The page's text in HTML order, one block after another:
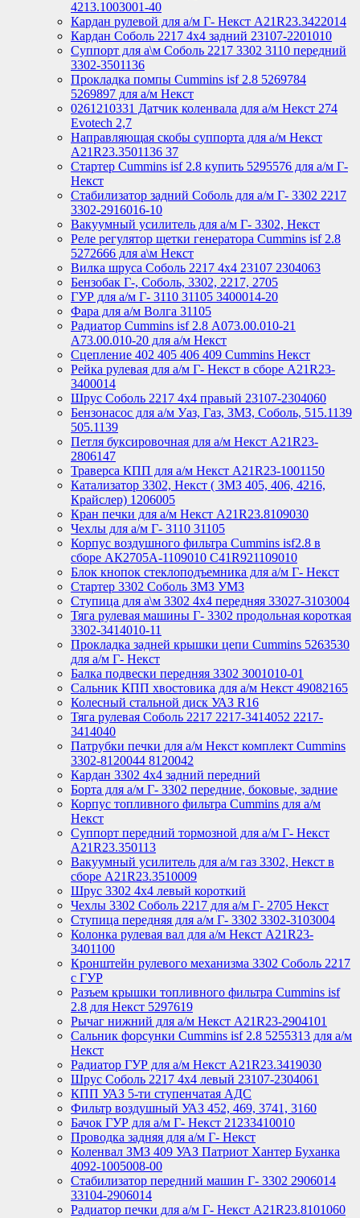
4213.1003001-40
Кардан рулевой для а/м Г- Некст А21R23.3422014
Кардан Соболь 2217 4х4 задний 23107-2201010
Суппорт для а\м Соболь 2217 3302 3110 передний
3302-3501136
Прокладка помпы Cummins isf 2.8 5269784
5269897 для а/м Некст
0261210331 Датчик коленвала для а/м Некст 274
Evotech 2,7
Направляющая скобы суппорта для а/м Некст
A21R23.3501136 37
Стартер Cummins isf 2.8 купить 5295576 для а/м Г-
Некст
Стабилизатор задний Соболь для а/м Г- 3302 2217
3302-2916016-10
Вакуумный усилитель для а/м Г- 3302, Некст
Реле регулятор щетки генератора Cummins isf 2.8
5272666 для а\м Некст
Вилка шруса Соболь 2217 4х4 23107 2304063
Бензобак Г-, Соболь, 3302, 2217, 2705
ГУР для а/м Г- 3110 31105 3400014-20
Фара для а/м Волга 31105
Радиатор Cummins isf 2.8 А073.00.010-21
А73.00.010-20 для а/м Некст
Сцепление 402 405 406 409 Cummins Некст
Рейка рулевая для а/м Г- Некст в сборе А21R23-
3400014
Шрус Соболь 2217 4х4 правый 23107-2304060
Бензонасос для а/м Уаз, Газ, ЗМЗ, Соболь, 515.1139
505.1139
Петля буксировочная для а/м Некст A21R23-
2806147
Траверса КПП для а/м Некст A21R23-1001150
Катализатор 3302, Некст ( ЗМЗ 405, 406, 4216,
Крайслер) 1206005
Кран печки для а/м Некст A21R23.8109030
Чехлы для а/м Г- 3110 31105
Корпус воздушного фильтра Cummins isf2.8 в
сборе АК2705А-1109010 С41R921109010
Блок кнопок стеклоподъемника для а/м Г- Некст
Стартер 3302 Соболь ЗМЗ УМЗ
Ступица для а\м 3302 4х4 передняя 33027-3103004
Тяга рулевая машины Г- 3302 продольная короткая
3302-3414010-11
Прокладка задней крышки цепи Cummins 5263530
для а/м Г- Некст
Балка подвески передняя 3302 3001010-01
Сальник КПП хвостовика для а/м Некст 49082165
Колесный стальной диск УАЗ R16
Тяга рулевая Соболь 2217 2217-3414052 2217-
3414040
Патрубки печки для а/м Некст комплект Cummins
3302-8120044 8120042
Кардан 3302 4х4 задний передний
Борта для а/м Г- 3302 передние, боковые, задние
Корпус топливного фильтра Cummins для а/м
Некст
Суппорт передний тормозной для а/м Г- Некст
А21R23.350113
Вакуумный усилитель для а/м газ 3302, Некст в
сборе A21R23.3510009
Шрус 3302 4х4 левый короткий
Чехлы 3302 Соболь 2217 для а/м Г- 2705 Некст
Ступица передняя для а/м Г- 3302 3302-3103004
Колонка рулевая вал для а/м Некст A21R23-
3401100
Кронштейн рулевого механизма 3302 Соболь 2217
с ГУР
Разъем крышки топливного фильтра Cummins isf
2.8 для Некст 5297619
Рычаг нижний для а/м Некст А21R23-2904101
Сальник форсунки Cummins isf 2.8 5255313 для а/м
Некст
Радиатор ГУР для а/м Некст A21R23.3419030
Шрус Соболь 2217 4х4 левый 23107-2304061
КПП УАЗ 5-ти ступенчатая АДС
Фильтр воздушный УАЗ 452, 469, 3741, 3160
Бачок ГУР для а/м Г- Некст 21233410010
Проводка задняя для а/м Г- Некст
Коленвал ЗМЗ 409 УАЗ Патриот Хантер Буханка
4092-1005008-00
Стабилизатор передний машин Г- 3302 2906014
33104-2906014
Радиатор печки для а/м Г- Некст А21R23.8101060